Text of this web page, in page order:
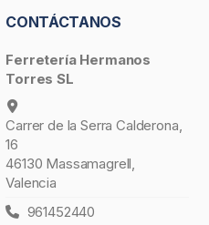
CONTÁCTANOS
Ferretería Hermanos
Torres SL
Carrer de la Serra Calderona,
16
46130 Massamagrell,
Valencia
961452440